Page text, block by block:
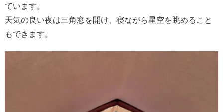
ています。
天気の良い夜は三角窓を開け、寝ながら星空を眺めること
もできます。